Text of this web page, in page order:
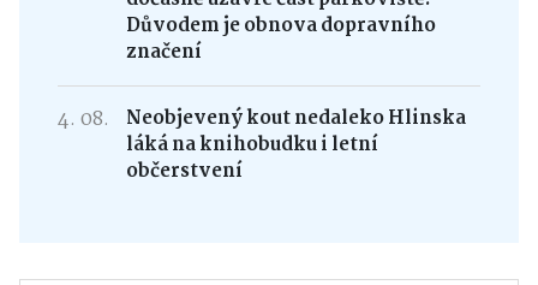
Důvodem je obnova dopravního
značení
4. 08.
Neobjevený kout nedaleko Hlinska
láká na knihobudku i letní
občerstvení